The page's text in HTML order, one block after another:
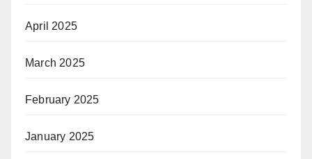
April 2025
March 2025
February 2025
January 2025